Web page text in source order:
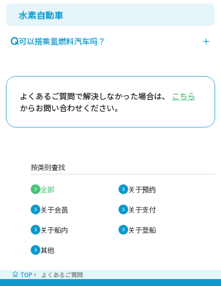
极低车身的车辆可能无法登船。
详情请查看乘用车乘客须知。
水素自動車
可以搭乘氢燃料汽车吗？ ＋
根据船舶设备规定，指定了装载地点。
因此，无法进行车辆登记，无法无票搭乘。
よくあるご質問で解決しなかった場合は、 こちら
からお問い合わせください。
按类别查找
全部 关于预约
关于会员 关于支付
关于船内 关于登船
其他
TOP よくあるご質問